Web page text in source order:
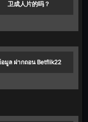
卫成人片的吗？
มูล ฝากถอน Betflik22